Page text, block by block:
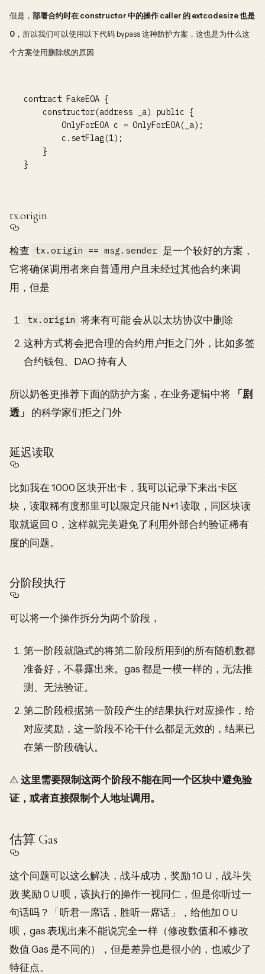
但是， 部署合约时在 constructor 中的操作 caller 的 extcodesize 也是
0 ，所以我们可以使用以下代码 bypass 这种防护方案，这也是为什么这
个方案使用删除线的原因
contract FakeEOA {
    constructor(address _a) public {
        OnlyForEOA c = OnlyForEOA(_a);
        c.setFlag(1);
    }
tx.origin
检查 tx.origin == msg.sender 是一个较好的方案，
它将确保调用者来自普通用户且未经过其他合约来调
用，但是
tx.origin 将来有可能 会从以太坊协议中删除
这种方式将会把合理的合约用户拒之门外，比如多签
合约钱包、DAO 持有人
所以奶爸更推荐下面的防护方案，在业务逻辑中将
「剧
透」
的科学家们拒之门外
延迟读取
比如我在 1000 区块开出卡，我可以记录下来出卡区
块，读取稀有度那里可以限定只能 N+1 读取，同区块读
取就返回 0，这样就完美避免了利用外部合约验证稀有
度的问题。
分阶段执行
可以将一个操作拆分为两个阶段，
第一阶段就隐式的将第二阶段所用到的所有随机数都
准备好，不暴露出来。gas 都是一模一样的，无法推
测、无法验证。
第二阶段根据第一阶段产生的结果执行对应操作，给
对应奖励，这一阶段不论干什么都是无效的，结果已
在第一阶段确认。
⚠️ 这里需要限制这两个阶段不能在同一个区块中避免验
证，或者直接限制个人地址调用。
估算 Gas
这个问题可以这么解决，战斗成功，奖励 10 U，战斗失
败 奖励 0 U 呗，该执行的操作一视同仁，但是你听过一
句话吗？「听君一席话，胜听一席话」，给他加 0 U
呗，gas 表现出来不能说完全一样（修改数值和不修改
数值 Gas 是不同的），但是差异也是很小的，也减少了
特征点。